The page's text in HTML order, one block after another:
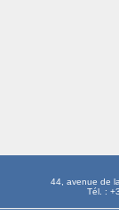
44, avenue de
Tél. :